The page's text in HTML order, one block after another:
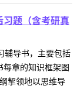
题（含考研真
辅导书，主要包括
每章的知识框架图
挈领地以思维导